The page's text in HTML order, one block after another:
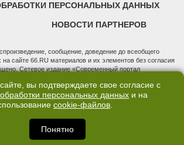
ПЕРСОНАЛЬНЫХ ДАННЫХ
НОВОСТИ ПАРТНЕРОВ
сообщение, доведение до всеобщего
сайте 66.RU материалов и их элементов без согласия
Сетевое издание «Современный портал
информационных технологий и массовых коммуникаций
номер ЭЛ № ФС 77 - 76634 от 02.09.2019
ограниченной ответственностью "66.ру". Юридический
адрес редакции и отдела продаж: 620014, Свердловская
Бориса Ельцина, д. 3, оф. 7015, +7 (343) 288-50-66
редактор: Шлыков Дмитрий Владимирович
вы подтверждаете свое согласие с
персональных данных и на
cookie-файлов.
Понятно